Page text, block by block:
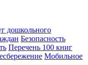
дошкольного
Безопасность
Перечень 100 книг
Мобильное